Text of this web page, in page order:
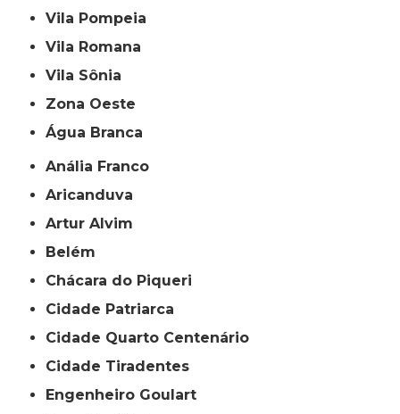
Vila Pompeia
Vila Romana
Vila Sônia
Zona Oeste
Água Branca
Anália Franco
Aricanduva
Artur Alvim
Belém
Chácara do Piqueri
Cidade Patriarca
Cidade Quarto Centenário
Cidade Tiradentes
Engenheiro Goulart